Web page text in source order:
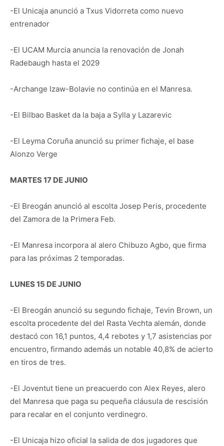
-El Unicaja anunció a Txus Vidorreta como nuevo
entrenador
-El UCAM Murcia anuncia la renovación de Jonah
Radebaugh hasta el 2029
-Archange Izaw-Bolavie no continúa en el Manresa.
-El Bilbao Basket da la baja a Sylla y Lazarevic
-El Leyma Coruña anunció su primer fichaje, el base
Alonzo Verge
MARTES 17 DE JUNIO
-El Breogán anunció al escolta Josep Peris, procedente
del Zamora de la Primera Feb.
-El Manresa incorpora al alero Chibuzo Agbo, que firma
para las próximas 2 temporadas.
LUNES 15 DE JUNIO
-El Breogán anunció su segundo fichaje, Tevin Brown, un
escolta procedente del del Rasta Vechta alemán, donde
destacó con 16,1 puntos, 4,4 rebotes y 1,7 asistencias por
encuentro, firmando además un notable 40,8% de acierto
en tiros de tres.
-El Joventut tiene un preacuerdo con Alex Reyes, alero
del Manresa que paga su pequeña cláusula de rescisión
para recalar en el conjunto verdinegro.
-El Unicaja hizo oficial la salida de dos jugadores que